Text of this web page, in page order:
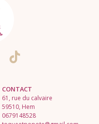
CONTACT
61, rue du calvaire
59510, Hem
0679148528